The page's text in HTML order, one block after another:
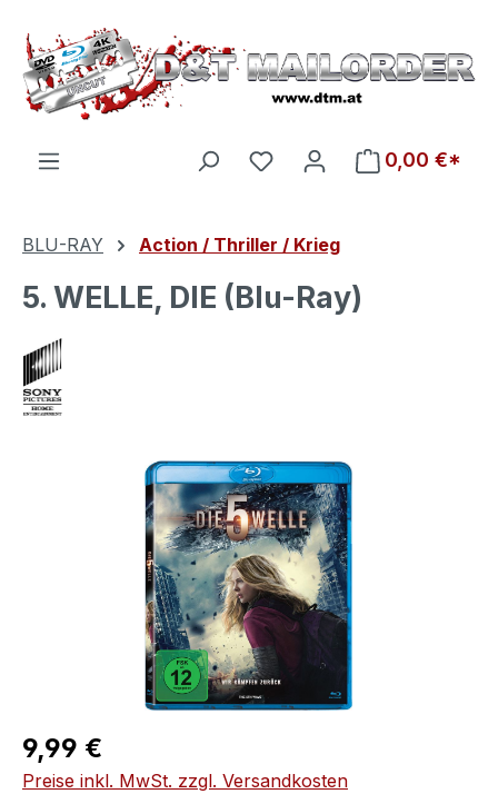
Zum Hauptinhalt springen
Du hast 0 Produkte auf
0,00 €*
BLU-RAY Action / Thriller / Krieg
5. WELLE, DIE (Blu-Ray)
Bildergalerie überspringen
Regulärer Preis:
9,99 €
Preise inkl. MwSt. zzgl. Versandkosten